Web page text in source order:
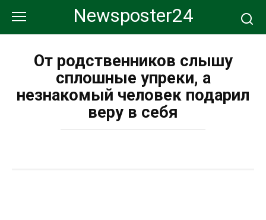
контенту
Newsposter24
От родственников слышу
сплошные упреки, а
незнакомый человек подарил
веру в себя